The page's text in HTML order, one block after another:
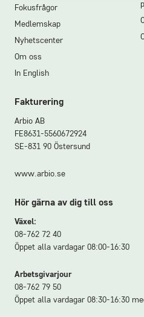
Fokusfrågor
Medlemskap
Nyhetscenter
Om oss
In English
Fakturering
Arbio AB
FE8631-5560672924
SE-831 90 Östersund
www.arbio.se
Hör gärna av dig till oss
Växel:
08-762 72 40
Öppet alla vardagar 08:00-16:30
Arbetsgivarjour
08-762 79 50
Öppet alla vardagar 08:30-16:30